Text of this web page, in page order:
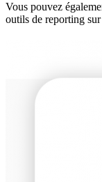
Vous pouvez
outils de reporting